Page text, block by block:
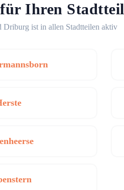
Ihren Stadtteil
Driburg ist in allen Stadtteilen aktiv